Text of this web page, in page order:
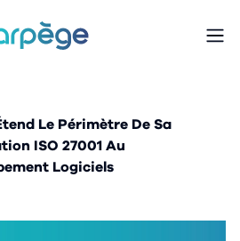
Le Périmètre De Sa
ISO 27001 Au
Logiciels